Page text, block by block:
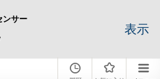
ンサー
表示